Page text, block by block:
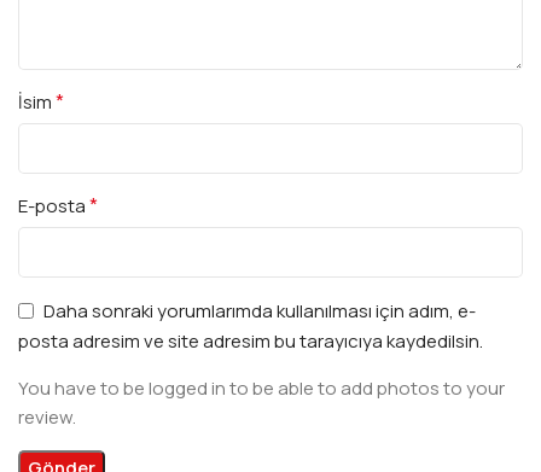
İsim*
E-posta*
Daha sonraki yorumlarımda kullanılması için adım, e-
posta adresim ve site adresim bu tarayıcıya kaydedilsin.
You have to be logged in to be able to add photos to your
review.